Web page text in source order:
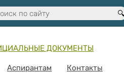
ДОКУМЕНТЫ
Аспирантам Контакты